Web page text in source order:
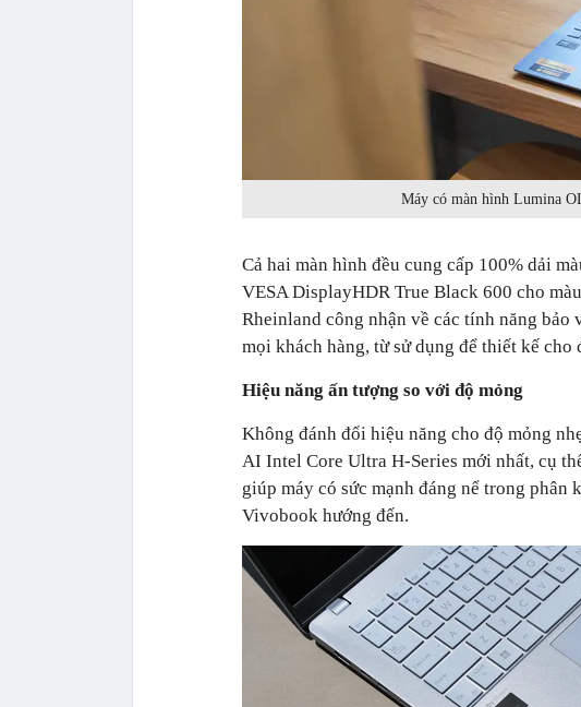
Máy có màn hình Lumina
Cả hai màn hình đều cung cấp 100% dải
VESA DisplayHDR True Black 600 cho
Rheinland công nhận về các tính năng
mọi khách hàng, từ sử dụng để thiết kế cho
Hiệu năng ấn tượng so với độ mỏng
Không đánh đổi hiệu năng cho độ mỏng
AI Intel Core Ultra H-Series mới nhất, cụ
giúp máy có sức mạnh đáng nể trong
Vivobook hướng đến.